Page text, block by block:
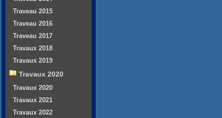
Traveau 2015
Traveau 2016
Traveau 2017
Travaux 2018
Travaux 2019
Travaux 2020
Travaux 2020
Travaux 2021
Travaux 2022